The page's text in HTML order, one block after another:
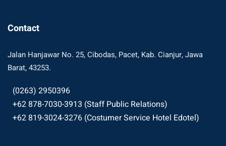
Contact
Jalan Hanjawar No. 25, Cibodas, Pacet, Kab. Cianjur, Jawa
Barat, 43253.
(0263) 2950396
+62 878-7030-3913 (Staff Public Relations)
+62 819-3024-3276 (Costumer Service Hotel Edotel)